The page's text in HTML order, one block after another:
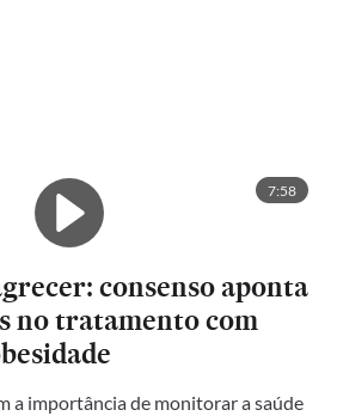
7:58
consenso aponta
no tratamento com
a importância de monitorar a saúde